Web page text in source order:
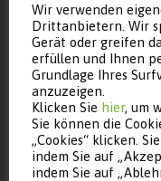
Keyter Intarcon
Keyter France SAS
Keyter Intarcon Schweiz
D3 Froid
CONTACT
Wir verwenden
Drittanbietern. Wir
Gerät oder greifen
erfüllen und Ihnen
Grundlage Ihres
anzuzeigen.
Klicken Sie hier, um
Sie können die
„Cookies“ klicken.
indem Sie auf
indem Sie auf